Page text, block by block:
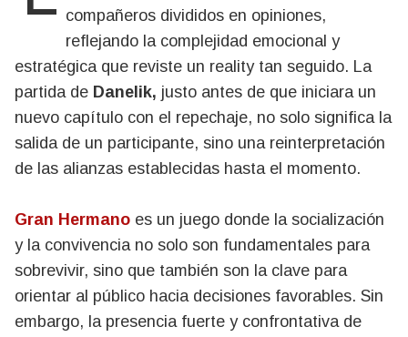
compañeros divididos en opiniones,
reflejando la complejidad emocional y
estratégica que reviste un reality tan seguido. La
partida de Danelik, justo antes de que iniciara un
nuevo capítulo con el repechaje, no solo significa la
salida de un participante, sino una reinterpretación
de las alianzas establecidas hasta el momento.
Gran Hermano es un juego donde la socialización
y la convivencia no solo son fundamentales para
sobrevivir, sino que también son la clave para
orientar al público hacia decisiones favorables. Sin
embargo, la presencia fuerte y confrontativa de